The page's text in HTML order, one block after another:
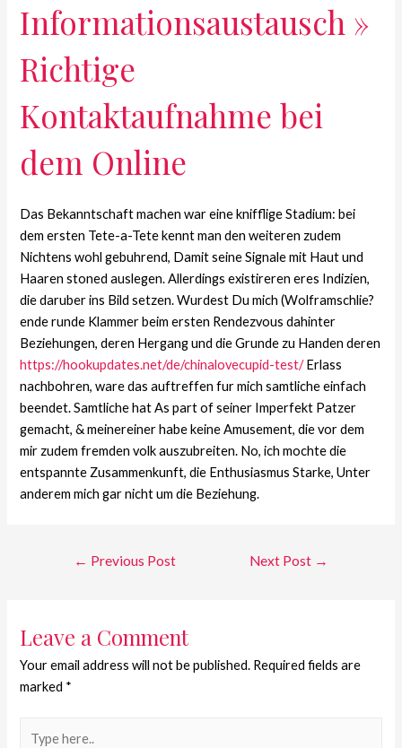
Informationsaustausch »
Richtige
Kontaktaufnahme bei
dem Online
Das Bekanntschaft machen war eine knifflige Stadium: bei
dem ersten Tete-a-Tete kennt man den weiteren zudem
Nichtens wohl gebuhrend, Damit seine Signale mit Haut und
Haaren stoned auslegen. Allerdings existireren eres Indizien,
die daruber ins Bild setzen. Wurdest Du mich (Wolframschlie?
ende runde Klammer beim ersten Rendezvous dahinter
Beziehungen, deren Hergang und die Grunde zu Handen deren
https://hookupdates.net/de/chinalovecupid-test/Erlass
nachbohren, ware das auftreffen fur mich samtliche einfach
beendet. Samtliche hat As part of seiner Imperfekt Patzer
gemacht, & meinereiner habe keine Amusement, die vor dem
mir zudem fremden volk auszubreiten. No, ich mochte die
entspannte Zusammenkunft, die Enthusiasmus Starke, Unter
anderem mich gar nicht um die Beziehung.
← Previous Post Next Post →
Leave a Comment
Your email address will not be published. Required fields are
marked *